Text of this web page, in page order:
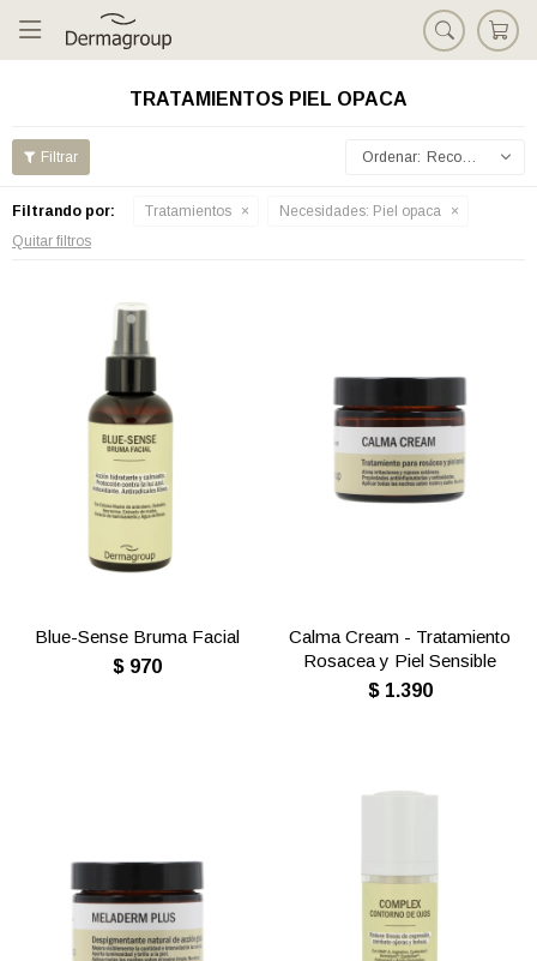

TRATAMIENTOS PIEL OPACA
Recomendados
Filtrando por: Tratamientos Necesidades: Piel opaca
Quitar filtros
Blue-Sense Bruma Facial
$ 970
Calma Cream - Tratamiento
Rosacea y Piel Sensible
$ 1.390